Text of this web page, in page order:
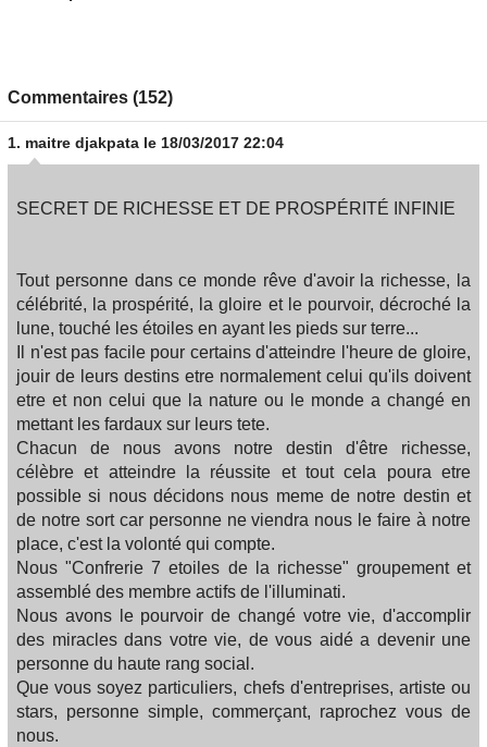
Commentaires (152)
1. maitre djakpata le 18/03/2017 22:04
SECRET DE RICHESSE ET DE PROSPÉRITÉ INFINIE
Tout personne dans ce monde rêve d'avoir la richesse, la
célébrité, la prospérité, la gloire et le pourvoir, décroché la
lune, touché les étoiles en ayant les pieds sur terre...
Il n'est pas facile pour certains d'atteindre l'heure de gloire,
jouir de leurs destins etre normalement celui qu'ils doivent
etre et non celui que la nature ou le monde a changé en
mettant les fardaux sur leurs tete.
Chacun de nous avons notre destin d'être richesse,
célèbre et atteindre la réussite et tout cela poura etre
possible si nous décidons nous meme de notre destin et
de notre sort car personne ne viendra nous le faire à notre
place, c'est la volonté qui compte.
Nous "Confrerie 7 etoiles de la richesse" groupement et
assemblé des membre actifs de l'illuminati.
Nous avons le pourvoir de changé votre vie, d'accomplir
des miracles dans votre vie, de vous aidé a devenir une
personne du haute rang social.
Que vous soyez particuliers, chefs d'entreprises, artiste ou
stars, personne simple, commerçant, raprochez vous de
nous.